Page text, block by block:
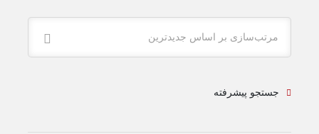
مرتب‌سازی بر اساس جدیدترین
جستجو پیشرفته